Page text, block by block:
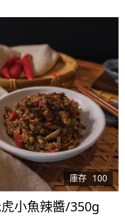
庫存 100
小魚辣醬/350g